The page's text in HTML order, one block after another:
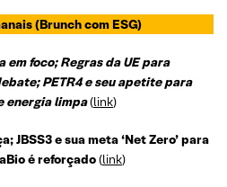
(Brunch com ESG)
em foco; Regras da UE para
PETR4 e seu apetite para
energia limpa(link)
JBSS3 e sua meta ‘Net Zero’ para
é reforçado(link)